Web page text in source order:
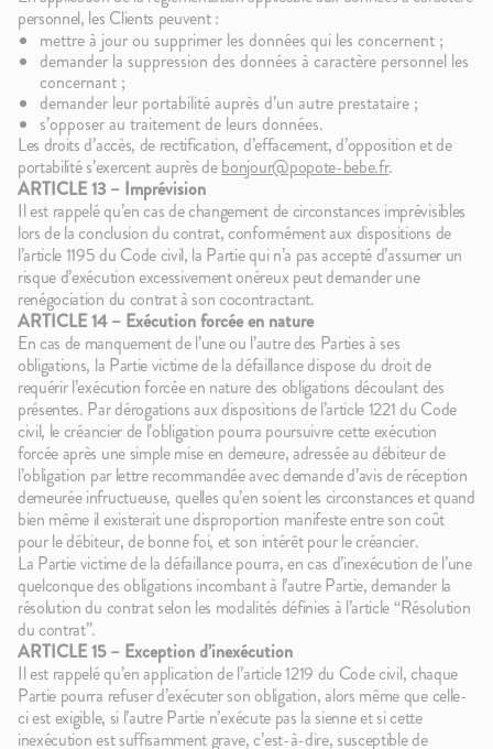
personnel, les Clients peuvent :
mettre à jour ou supprimer les données qui les concernent ;
demander la suppression des données à caractère personnel les
concernant ;
demander leur portabilité auprès d’un autre prestataire ;
s’opposer au traitement de leurs données.
Les droits d’accès, de rectification, d’effacement, d’opposition et de
portabilité s’exercent auprès debonjour@popote-bebe.fr.
ARTICLE 13 – Imprévision
Il est rappelé qu’en cas de changement de circonstances imprévisibles
lors de la conclusion du contrat, conformément aux dispositions de
l’article 1195 du Code civil, la Partie qui n’a pas accepté d’assumer un
risque d’exécution excessivement onéreux peut demander une
renégociation du contrat à son cocontractant.
ARTICLE 14 – Exécution forcée en nature
En cas de manquement de l’une ou l’autre des Parties à ses
obligations, la Partie victime de la défaillance dispose du droit de
requérir l’exécution forcée en nature des obligations découlant des
présentes. Par dérogations aux dispositions de l’article 1221 du Code
civil, le créancier de l’obligation pourra poursuivre cette exécution
forcée après une simple mise en demeure, adressée au débiteur de
l’obligation par lettre recommandée avec demande d’avis de réception
demeurée infructueuse, quelles qu’en soient les circonstances et quand
bien même il existerait une disproportion manifeste entre son coût
pour le débiteur, de bonne foi, et son intérêt pour le créancier.
La Partie victime de la défaillance pourra, en cas d’inexécution de l’une
quelconque des obligations incombant à l’autre Partie, demander la
résolution du contrat selon les modalités définies à l’article “Résolution
du contrat”.
ARTICLE 15 – Exception d’inexécution
Il est rappelé qu’en application de l’article 1219 du Code civil, chaque
Partie pourra refuser d’exécuter son obligation, alors même que celle-
ci est exigible, si l’autre Partie n’exécute pas la sienne et si cette
inexécution est suffisamment grave, c’est-à-dire, susceptible de